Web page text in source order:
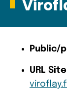
Public/
URL